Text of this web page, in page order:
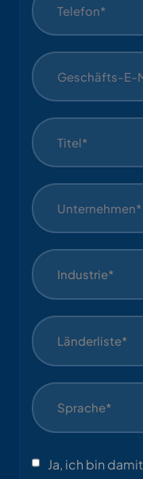
Industrie*
Länderliste*
Sprache*
Ja, ich bin